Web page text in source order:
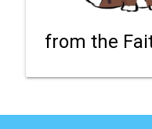
from the